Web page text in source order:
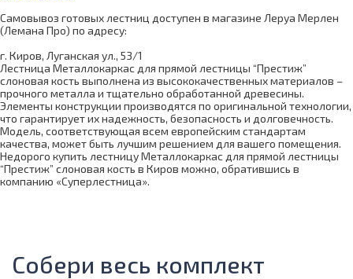
Самовывоз готовых лестниц доступен в магазине Леруа Мерлен
(Лемана Про) по адресу:
г. Киров, Луганская ул., 53/1
Лестница Металлокаркас для прямой лестницы “Престиж”
слоновая кость выполнена из высококачественных материалов –
прочного металла и тщательно обработанной древесины.
Элементы конструкции производятся по оригинальной технологии,
что гарантирует их надежность, безопасность и долговечность.
Модель, соответствующая всем европейским стандартам
качества, может быть лучшим решением для вашего помещения.
Недорого купить лестницу Металлокаркас для прямой лестницы
“Престиж” слоновая кость в Киров можно, обратившись в
компанию «Суперлестница».
Собери весь комплект